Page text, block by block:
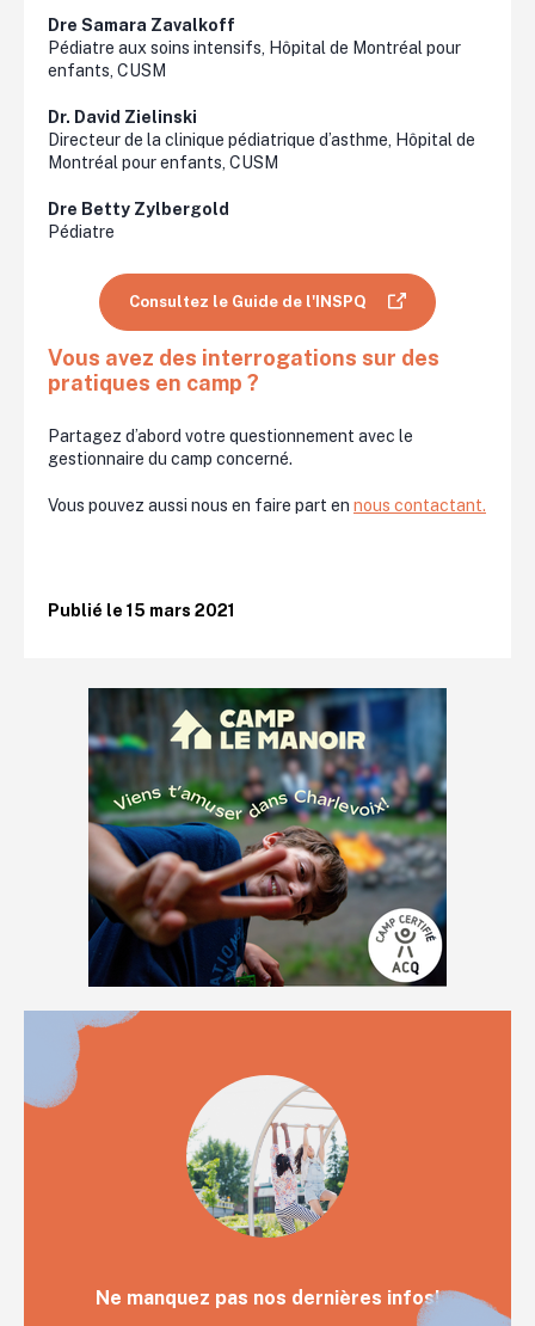
Dre Samara Zavalkoff
Pédiatre aux soins intensifs, Hôpital de Montréal pour
enfants, CUSM
Dr. David Zielinski
Directeur de la clinique pédiatrique d’asthme, Hôpital de
Montréal pour enfants, CUSM
Dre Betty Zylbergold
Pédiatre
Consultez le Guide de l'INSPQ
Vous avez des interrogations sur des
pratiques en camp ?
Partagez d’abord votre questionnement avec le
gestionnaire du camp concerné.
Vous pouvez aussi nous en faire part en nous contactant.
Publié le 15 mars 2021
Ne manquez pas nos dernières infos!